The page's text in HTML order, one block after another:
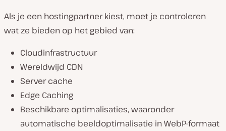
Als je een hostingpartner kiest, moet je controleren
wat ze bieden op het gebied van:
Cloudinfrastructuur
Wereldwijd CDN
Server cache
Edge Caching
Beschikbare optimalisaties, waaronder
automatische beeldoptimalisatie in WebP-formaat